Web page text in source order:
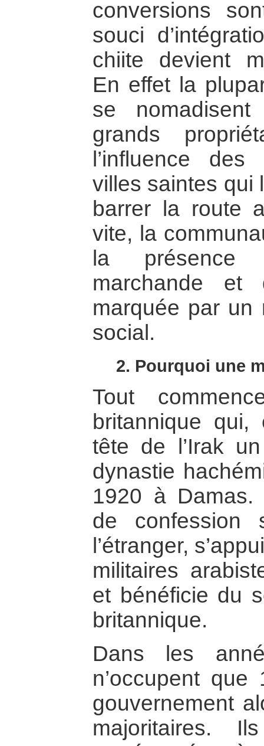
conversions
souci
chiite devient
En effet la
se
grands
l’influence
villes saintes qui
barrer la route
vite, la
la présence
marchande et
marquée par un
social.
2. Pourquoi une
Tout
britannique
tête de l’Irak
dynastie
1920 à Damas.
de confession
l’étranger,
militaires
et bénéficie du
britannique.
Dans les
n’occupent
gouvernement
majoritaires.